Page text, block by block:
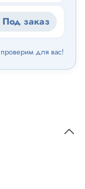
заказ
для вас!